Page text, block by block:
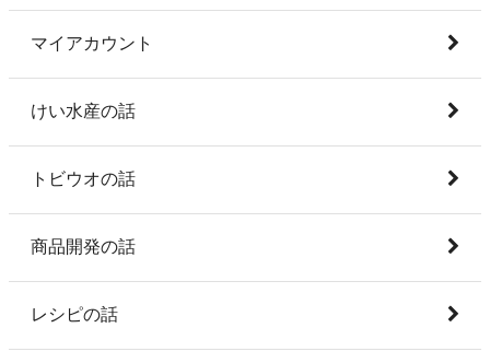
マイアカウント
けい水産の話
トビウオの話
商品開発の話
レシピの話